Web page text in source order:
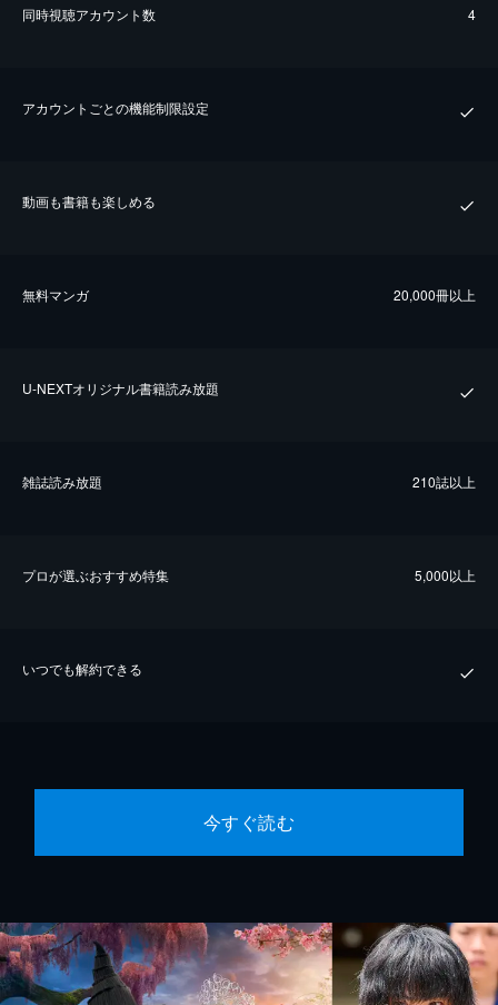
同時視聴アカウント数 4
アカウントごとの機能制限設定
動画も書籍も楽しめる
無料マンガ 20,000冊以上
U-NEXTオリジナル書籍読み放題
雑誌読み放題 210誌以上
プロが選ぶおすすめ特集 5,000以上
いつでも解約できる
今すぐ読む